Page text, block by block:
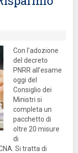
Con l’adozione
del decreto
PNRR all’esame
oggi del
Consiglio dei
Ministri si
completa un
pacchetto di
oltre 20 misure
di
Si tratta di